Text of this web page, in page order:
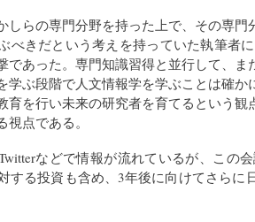
しらの専門分野を持った上で、その専
べきだという考えを持っていた執筆者
であった。専門知識習得と並行して、
学ぶ段階で人文情報学を学ぶことは確か
育を行い未来の研究者を育てるという観
点である。
などで情報が流れているが、この
する投資も含め、3年後に向けてさらに